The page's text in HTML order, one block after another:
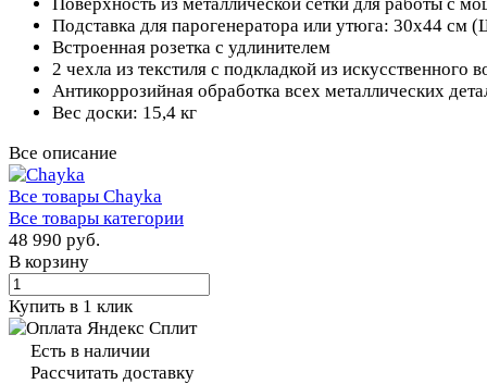
Подставка для парогенератора или утюга: 30х44 см
Встроенная розетка с удлинителем
2 чехла из текстиля с подкладкой из искусственного
Антикоррозийная обработка всех металлических
Вес доски: 15,4 кг
Все описание
Все товары Chayka
Все товары категории
48 990 руб.
В корзину
Купить в 1 клик
Есть в наличии
Рассчитать доставку